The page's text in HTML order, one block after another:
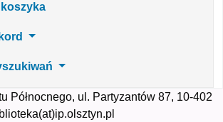
Północnego, ul. Partyzantów 87, 10-402